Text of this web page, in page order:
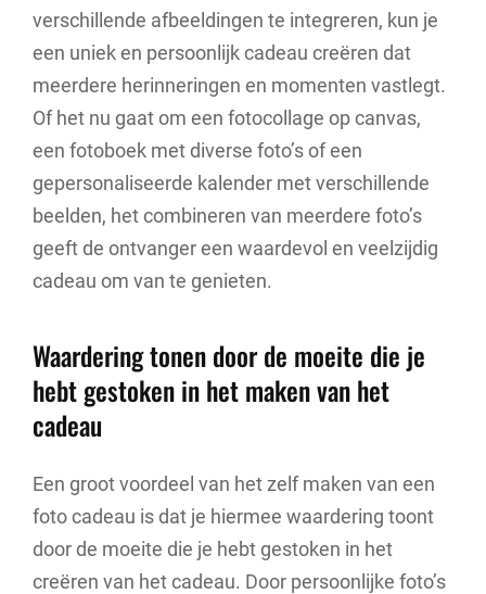
verschillende afbeeldingen te integreren, kun je
een uniek en persoonlijk cadeau creëren dat
meerdere herinneringen en momenten vastlegt.
Of het nu gaat om een fotocollage op canvas,
een fotoboek met diverse foto’s of een
gepersonaliseerde kalender met verschillende
beelden, het combineren van meerdere foto’s
geeft de ontvanger een waardevol en veelzijdig
cadeau om van te genieten.
Waardering tonen door de moeite die je
hebt gestoken in het maken van het
cadeau
Een groot voordeel van het zelf maken van een
foto cadeau is dat je hiermee waardering toont
door de moeite die je hebt gestoken in het
creëren van het cadeau. Door persoonlijke foto’s